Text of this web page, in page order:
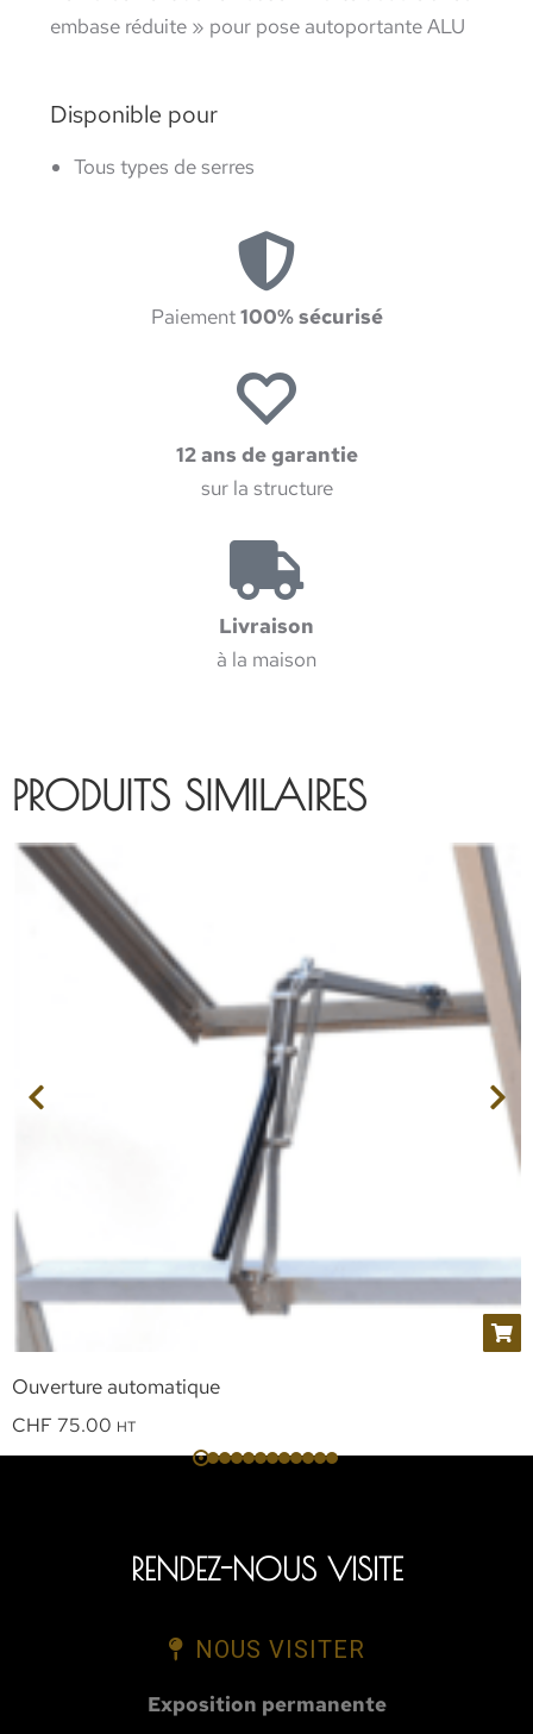
embase réduite » pour pose autoportante ALU
Disponible pour
Tous types de serres
Paiement100% sécurisé
12 ans de garantie
sur la structure
Livraison
à la maison
PRODUITS SIMILAIRES
Ouverture automatique
CHF 75.00 HT
RENDEZ-NOUS VISITE
NOUS VISITER
Exposition permanente